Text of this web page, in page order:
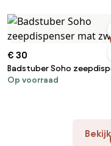
€ 30
Badstuber Soho
mat zwart
Op voorraad